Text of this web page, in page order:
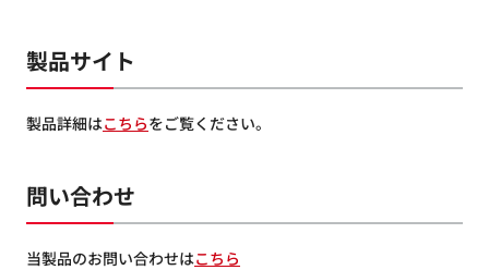
製品サイト
製品詳細はこちらをご覧ください。
問い合わせ
当製品のお問い合わせはこちら